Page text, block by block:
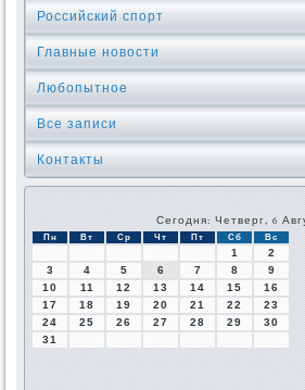
Российский спорт
Главные новости
Любопытное
Все записи
Контакты
Сегодня: Четверг, 6
Пн Вт Ср Чт Пт Сб Вс
1
2
3
4 5 6 7 8
9
10
11 12 13 14 15
16
17
18 19 20 21 22
23
24
25 26 27 28 29
30
31